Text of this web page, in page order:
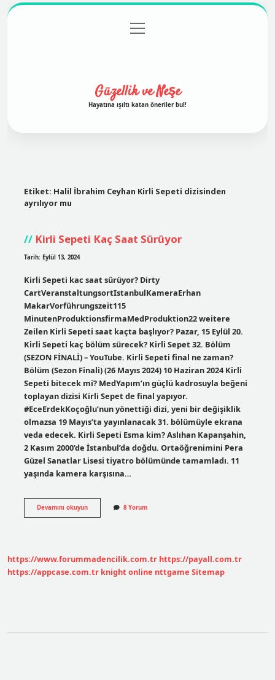
Gizlilik Politikası
menüyü
aç
Güzellik ve Neşe
Hayatına ışıltı katan öneriler bul!
Etiket: Halil İbrahim Ceyhan Kirli Sepeti dizisinden
ayrılıyor mu
Kirli Sepeti Kaç Saat Sürüyor
Tarih: Eylül 13, 2024
Kirli Sepeti kac saat sürüyor? Dirty
CartVeranstaltungsortIstanbulKameraErhan
MakarVorführungszeit115
MinutenProduktionsfirmaMedProduktion22 weitere
Zeilen Kirli Sepeti saat kaçta başlıyor? Pazar, 15 Eylül 20.
Kirli Sepeti kaç bölüm sürecek? Kirli Sepet 32. Bölüm
(SEZON FİNALİ) – YouTube. Kirli Sepeti final ne zaman?
Bölüm (Sezon Finali) (26 Mayıs 2024) 10 Haziran 2024 Kirli
Sepeti bitecek mi? MedYapım’ın güçlü kadrosuyla beğeni
toplayan dizisi Kirli Sepet de final yapıyor.
#EceErdekKoçoğlu’nun yönettiği dizi, yeni bir değişiklik
olmazsa 19 Mayıs’ta yayınlanacak 31. bölümüyle ekrana
veda edecek. Kirli Sepeti Esma kim? Aslıhan Kapanşahin,
2 Kasım 2000’de İstanbul’da doğdu. Ortaöğrenimini Pera
Güzel Sanatlar Lisesi tiyatro bölümünde tamamladı. 11
yaşında kamera karşısına…
Devamını okuyunKirli
Sepeti
8 Yorum
https://www.forummadencilik.com.tr https://payall.com.tr
https://appcase.com.tr knight online nttgame Sitemap